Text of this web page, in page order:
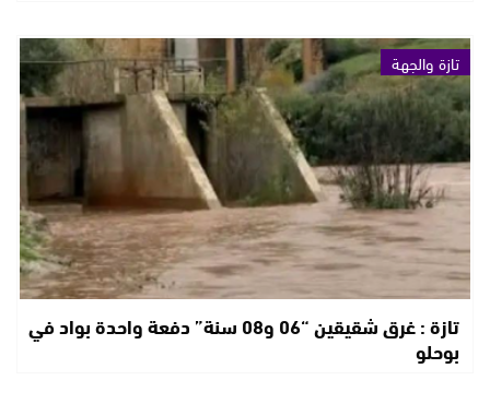
تازة والجهة
تازة : غرق شقيقين “06 و08 سنة” دفعة واحدة بواد في
بوحلو